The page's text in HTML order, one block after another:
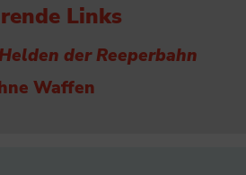
Links
der Reeperbahn
Waffen